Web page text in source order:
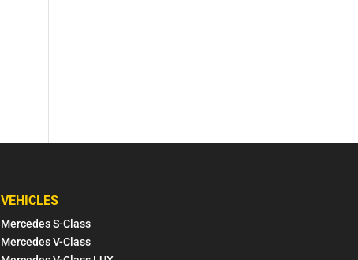
VEHICLES
Mercedes S-Class
Mercedes V-Class